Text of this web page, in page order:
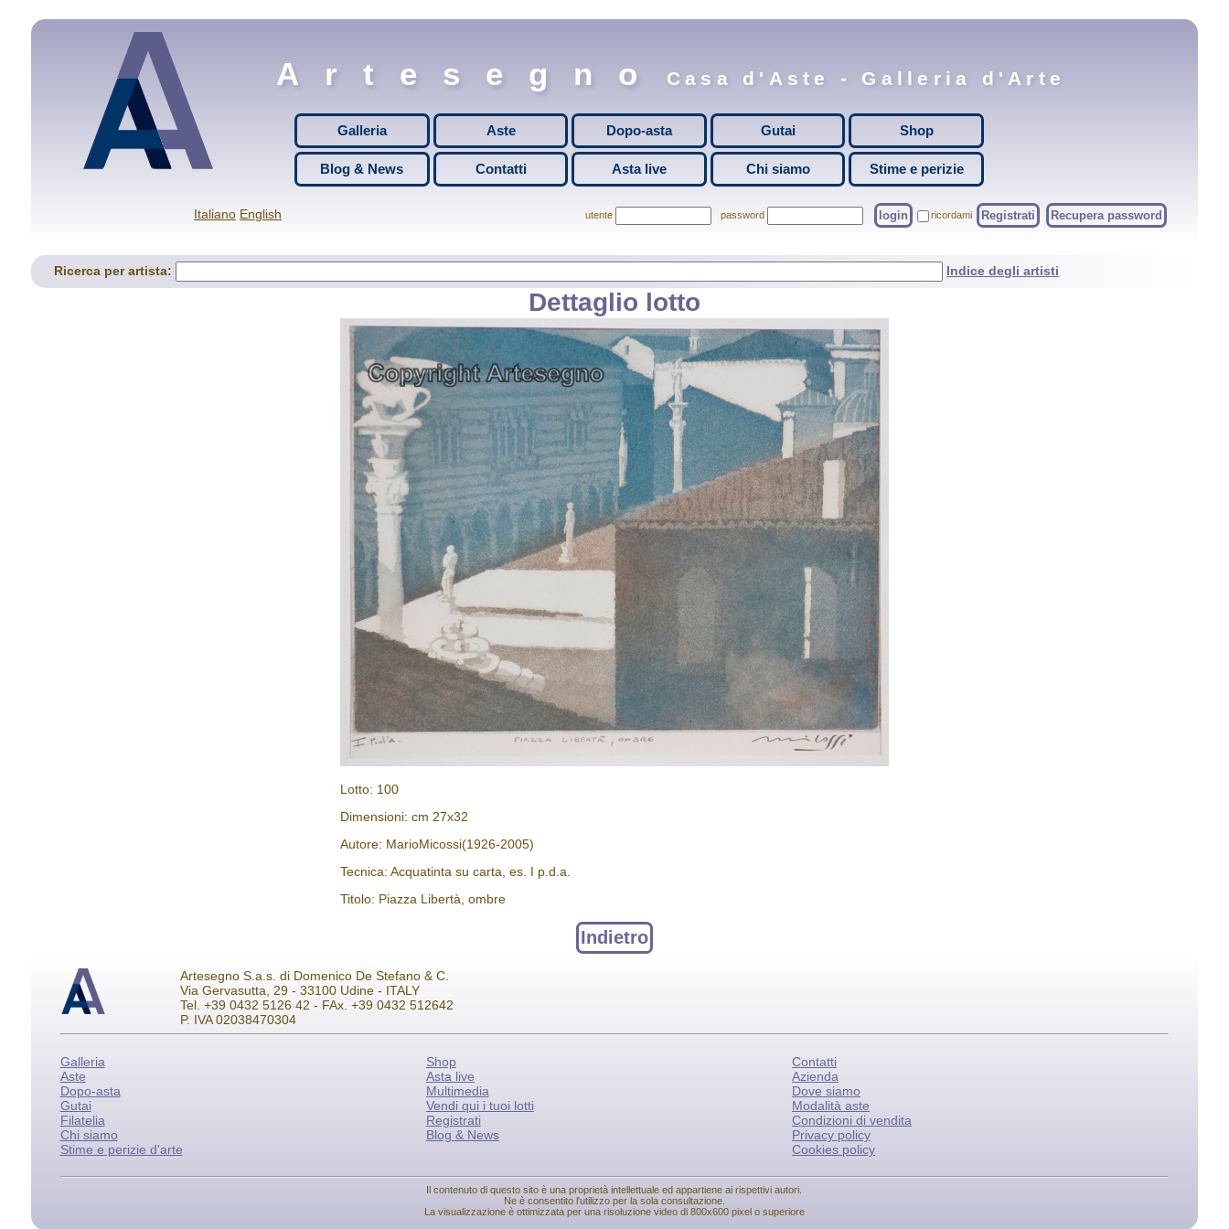
Artesegno Casa d'Aste - Galleria d'Arte
Galleria Aste Dopo-asta Gutai Shop
Blog & News Contatti Asta live Chi siamo Stime e perizie
Italiano English utente password login ricordami Registrati Recupera password
Ricerca per artista: Indice degli artisti
Dettaglio lotto
Lotto: 100
Dimensioni: cm 27x32
Autore: MarioMicossi(1926-2005)
Tecnica: Acquatinta su carta, es. I p.d.a.
Titolo: Piazza Libertà, ombre
Indietro
Artesegno S.a.s. di Domenico De Stefano & C.
Via Gervasutta, 29 - 33100 Udine - ITALY
Tel. +39 0432 5126 42 - FAx. +39 0432 512642
P. IVA 02038470304
Galleria
Aste
Dopo-asta
Gutai
Filatelia
Chi siamo
Stime e perizie d'arte
Shop
Asta live
Multimedia
Vendi qui i tuoi lotti
Registrati
Blog & News
Contatti
Azienda
Dove siamo
Modalità aste
Condizioni di vendita
Privacy policy
Cookies policy
Il contenuto di questo sito è una proprietà intellettuale ed appartiene ai rispettivi autori.
Ne è consentito l'utilizzo per la sola consultazione.
La visualizzazione è ottimizzata per una risoluzione video di 800x600 pixel o superiore